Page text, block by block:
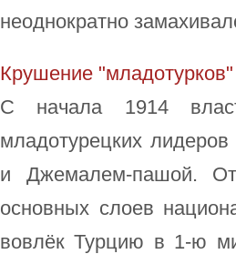
неоднократно
Крушение "младотурков"
С начала 1914
младотурецких
и Джемалем-пашой.
основных слоев
вовлёк Турцию в 1-ю